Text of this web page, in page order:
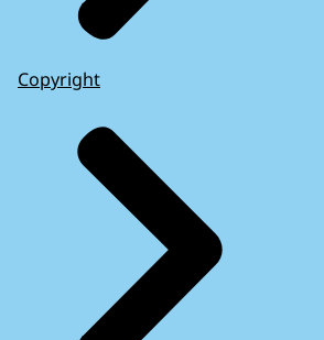
Copyright